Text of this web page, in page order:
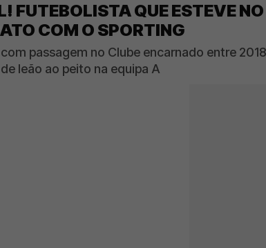
FUTEBOLISTA QUE ESTEVE
COM O SPORTING
passagem no Clube encarnado entre
leão ao peito na equipa A